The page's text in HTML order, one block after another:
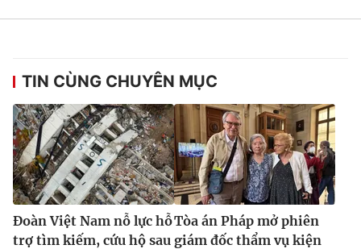
TIN CÙNG CHUYÊN MỤC
Đoàn Việt Nam nỗ lực hỗ
trợ tìm kiếm, cứu hộ sau
Tòa án Pháp mở phiên
giám đốc thẩm vụ kiện